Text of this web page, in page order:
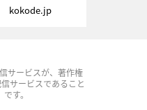
kokode.jp
サービスが、著作権
サービスであること
す。